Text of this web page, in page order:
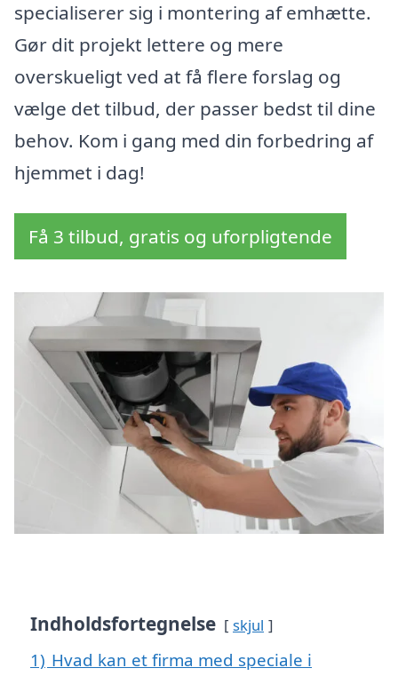
specialiserer sig i montering af emhætte.
Gør dit projekt lettere og mere
overskueligt ved at få flere forslag og
vælge det tilbud, der passer bedst til dine
behov. Kom i gang med din forbedring af
hjemmet i dag!
Få 3 tilbud, gratis og uforpligtende
Indholdsfortegnelse skjul
1) Hvad kan et firma med speciale i